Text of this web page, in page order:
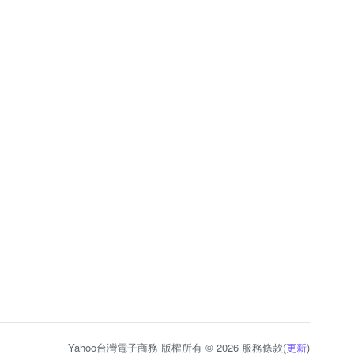
Yahoo台灣電子商務 版權所有 © 2026 服務條款(更新)